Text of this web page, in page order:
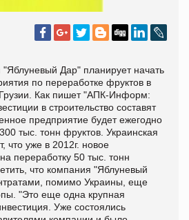
"Яблуневый Дар" планирует начать
по переработке фруктов в
Как пишет"АПК-Информ:
в строительство составят
предприятие будет ежегодно
тыс. тонн фруктов. Украинская
что уже в 2012г. новое
переработку 50 тыс. тонн
что компания "Яблуневый
помимо Украины, еще
"Это еще одна крупная
Уже состоялись